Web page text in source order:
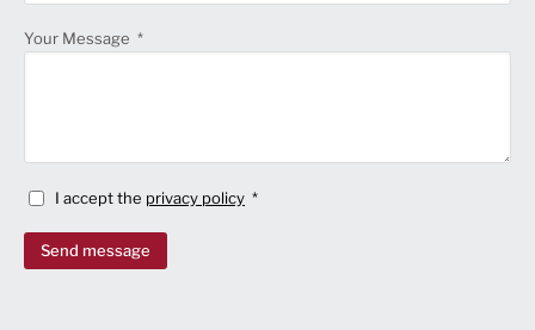
Your Message
I accept the privacy policy
Send message